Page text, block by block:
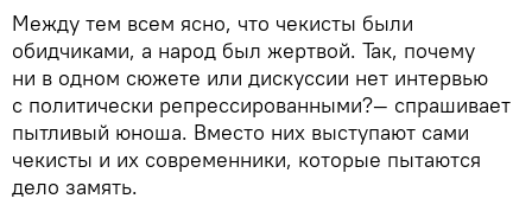
Между тем всем ясно, что чекисты были
обидчиками, а народ был жертвой. Так, почему
ни в одном сюжете или дискуссии нет интервью
с политически репрессированными?— спрашивает
пытливый юноша. Вместо них выступают сами
чекисты и их современники, которые пытаются
дело замять.